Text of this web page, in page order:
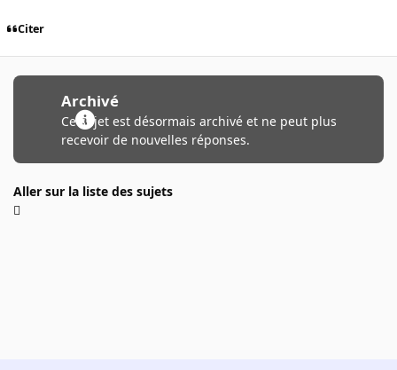
Citer
Archivé
Ce sujet est désormais archivé et ne peut plus
recevoir de nouvelles réponses.
Aller sur la liste des sujets